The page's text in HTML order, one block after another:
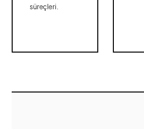
süreçleri.